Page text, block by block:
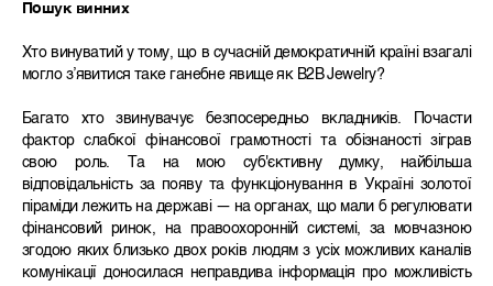
Пошук винних
Хто винуватий у тому, що в сучасній демократичній країні взагалі
могло з’явитися таке ганебне явище як B2B Jewelry?
Багато хто звинувачує безпосередньо вкладників. Почасти
фактор слабкої фінансової грамотності та обізнаності зіграв
свою роль. Та на мою суб'єктивну думку, найбільша
відповідальність за появу та функціонування в Україні золотої
піраміди лежить на державі — на органах, що мали б регулювати
фінансовий ринок, на правоохоронній системі, за мовчазною
згодою яких близько двох років людям з усіх можливих каналів
комунікації доносилася неправдива інформація про можливість